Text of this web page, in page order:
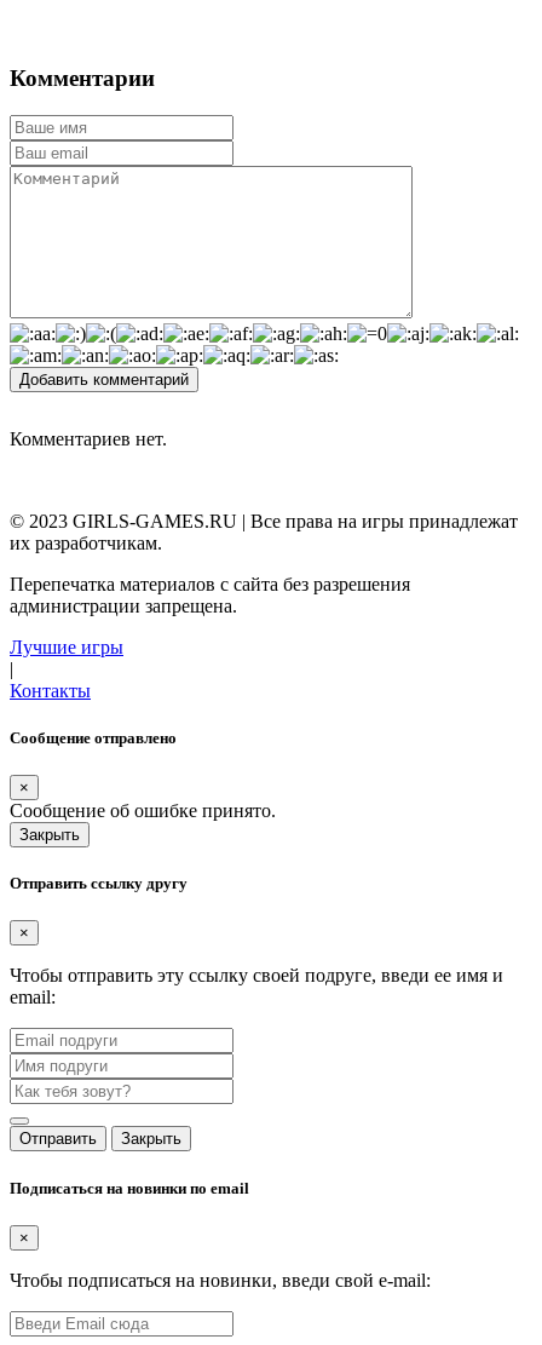
Комментарии
Добавить комментарий
Комментариев нет.
© 2023 GIRLS-GAMES.RU | Все права на игры принадлежат
их разработчикам.
Перепечатка материалов с сайта без разрешения
администрации запрещена.
Лучшие игры
|
Контакты
Сообщение отправлено
×
Сообщение об ошибке принято.
Закрыть
Отправить ссылку другу
×
Чтобы отправить эту ссылку своей подруге, введи ее имя и
email:
Отправить Закрыть
Подписаться на новинки по email
×
Чтобы подписаться на новинки, введи свой e-mail: